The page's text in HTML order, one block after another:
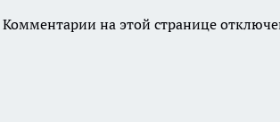
Комментарии на этой странице